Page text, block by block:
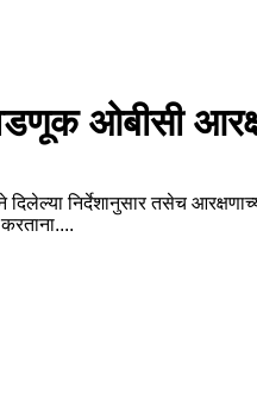
ओबीसी
दिलेल्या निर्देशानुसार तसेच